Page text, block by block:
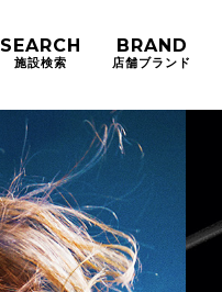
SEARCH
施設検索
BRAND
店舗ブランド